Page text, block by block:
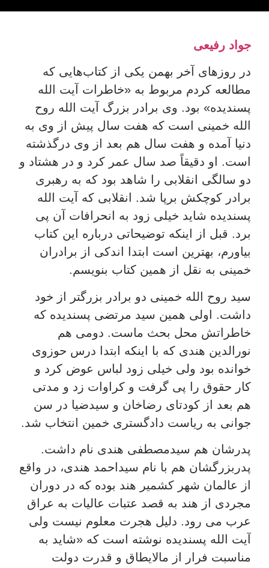
جواد رفیعی
در روزهای آخر بهمن یکی از کتاب‌هایی که
مطالعه کردم مربوط به «خاطرات آیت الله
پسندیده» بود. وی برادر بزرگ آیت الله روح
الله خمینی است که هفت سال پیش از وی به
دنیا آمده و هفت سال هم بعد از وی درگذشته
است. او دقیقاً صد سال عمر کرد و در هشتاد و
دو سالگی انقلابی را شاهد بود که به رهبری
برادر کوچکش برپا شد. انقلابی که آیت الله
پسندیده شاید خیلی زود به انحرافات آن پی
برد. قبل از اینکه توضیحاتی درباره این کتاب
بیاورم، بهترین است ابتدا اندکی از برادران
خمینی به نقل از همین کتاب بنویسم.
سید روح الله خمینی دو برادر بزرگتر از خود
داشت. اولی همین سید مرتضی پسندیده که
خاطراتش محل بحث ماست. دومی هم
نورالدین هندی که با اینکه ابتدا درس حوزوی
خوانده بود ولی خیلی زود لباس عوض کرد و
کار حقوق را پی گرفت و کراوات زد و مدتی
هم بعد از کودتای رضاخان و سیدضیا در سن
جوانی به ریاست دادگستری خمین انتخاب شد.
پدرشان هم سیدمصطفی هندی نام داشت.
پدربزرگشان هم با نام سیداحمد هندی، در واقع
از عالمان شهر کشمیر هند بوده که در دوران
مجردی از هند به قصد عتبات عالیات به عراق
عرب می رود. دلیل هجرت معلوم نیست ولی
آیت الله پسندیده نوشته است که «شاید به
مناسبت فرار از مالایطاق و قدرت دولت